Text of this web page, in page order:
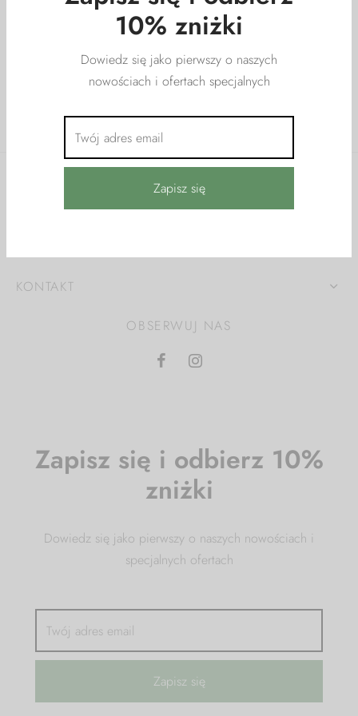
10% zniżki
Dowiedz się jako pierwszy o naszych
nowościach i ofertach specjalnych
Wazon geometryczny
z VAT
OBSŁUGA KLIENTA
KONTAKT
OBSERWUJ NAS
Zapisz się i odbierz 10%
zniżki
Dowiedz się jako pierwszy o naszych nowościach i
specjalnych ofertach
do dużych roślin